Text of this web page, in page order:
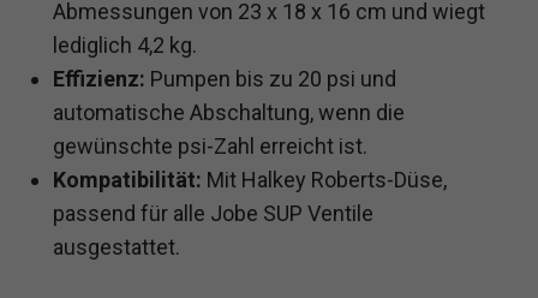
Abmessungen von 23 x 18 x 16 cm und wiegt
lediglich 4,2 kg.
Effizienz: Pumpen bis zu 20 psi und
automatische Abschaltung, wenn die
gewünschte psi-Zahl erreicht ist.
Kompatibilität: Mit Halkey Roberts-Düse,
passend für alle Jobe SUP Ventile
ausgestattet.